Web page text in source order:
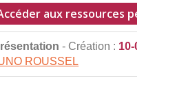
aux ressources
- Création : 10-03-2016
ROUSSEL